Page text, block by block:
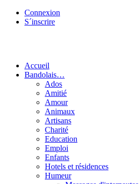
Connexion
S´inscrire
Accueil
Bandolais…
Ados
Amitié
Amour
Animaux
Artisans
Charité
Education
Emploi
Enfants
Hotels et résidences
Humeur